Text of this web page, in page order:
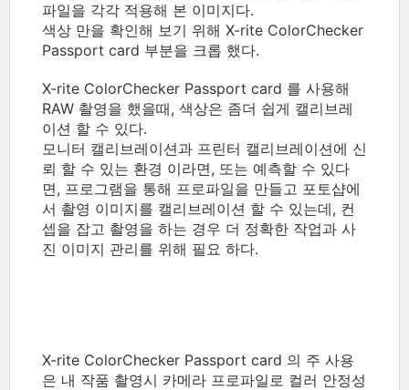
파일을 각각 적용해 본 이미지다.
색상 만을 확인해 보기 위해 X-rite ColorChecker
Passport card 부분을 크롭 했다.
X-rite ColorChecker Passport card 를 사용해
RAW 촬영을 했을때, 색상은 좀더 쉽게 캘리브레
이션 할 수 있다.
모니터 캘리브레이션과 프린터 캘리브레이션에 신
뢰 할 수 있는 환경 이라면, 또는 예측할 수 있다
면, 프로그램을 통해 프로파일을 만들고 포토샵에
서 촬영 이미지를 캘리브레이션 할 수 있는데, 컨
셉을 잡고 촬영을 하는 경우 더 정확한 작업과 사
진 이미지 관리를 위해 필요 하다.
X-rite ColorChecker Passport card 의 주 사용
은 내 작품 촬영시 카메라 프로파일로 컬러 안정성